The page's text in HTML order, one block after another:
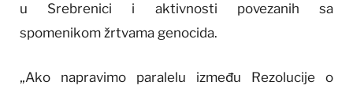
u Srebrenici i aktivnosti povezanih sa
spomenikom žrtvama genocida.
„Ako napravimo paralelu između Rezolucije o